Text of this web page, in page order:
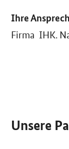
Ihre
Firma IHK.
Unsere